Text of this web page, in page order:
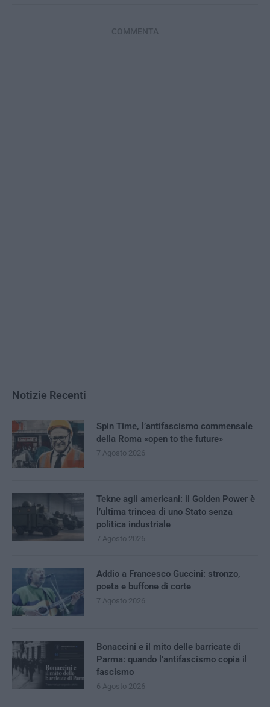
COMMENTA
Notizie Recenti
Spin Time, l’antifascismo commensale
della Roma «open to the future»
7 Agosto 2026
Tekne agli americani: il Golden Power è
l’ultima trincea di uno Stato senza
politica industriale
7 Agosto 2026
Addio a Francesco Guccini: stronzo,
poeta e buffone di corte
7 Agosto 2026
Bonaccini e il mito delle barricate di
Parma: quando l’antifascismo copia il
fascismo
6 Agosto 2026